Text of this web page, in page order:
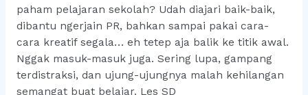
paham pelajaran sekolah? Udah diajari baik-baik,
dibantu ngerjain PR, bahkan sampai pakai cara-
cara kreatif segala… eh tetep aja balik ke titik awal.
Nggak masuk-masuk juga. Sering lupa, gampang
terdistraksi, dan ujung-ujungnya malah kehilangan
semangat buat belajar. Les SD